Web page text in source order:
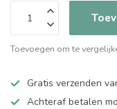
Toevoegen om te
Gratis verzenden
Achteraf betalen